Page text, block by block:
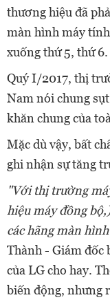
thương hiệu đã
màn hình máy
xuống thứ 5, thứ 6.
Quý I/2017, thị
Nam nói chung
khăn chung của
Mặc dù vậy, bất
ghi nhận sự tăng
"Với thị trường
hiệu máy đồng
các hãng màn
Thành - Giám đốc
của LG cho hay.
biến động, nhưng